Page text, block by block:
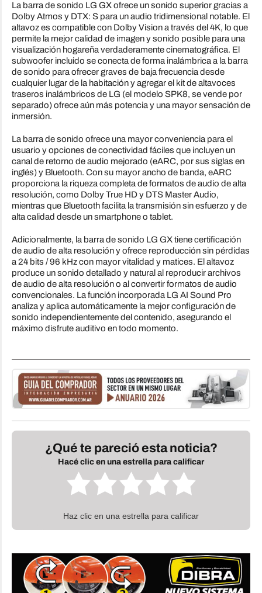
La barra de sonido LG GX ofrece un sonido superior gracias a
Dolby Atmos y DTX: S para un audio tridimensional notable. El
altavoz es compatible con Dolby Vision a través del 4K, lo que
permite la mejor calidad de imagen y sonido posible para una
visualización hogareña verdaderamente cinematográfica. El
subwoofer incluido se conecta de forma inalámbrica a la barra
de sonido para ofrecer graves de baja frecuencia desde
cualquier lugar de la habitación y agregar el kit de altavoces
traseros inalámbricos de LG (el modelo SPK8, se vende por
separado) ofrece aún más potencia y una mayor sensación de
inmersión.
La barra de sonido ofrece una mayor conveniencia para el
usuario y opciones de conectividad fáciles que incluyen un
canal de retorno de audio mejorado (eARC, por sus siglas en
inglés) y Bluetooth. Con su mayor ancho de banda, eARC
proporciona la riqueza completa de formatos de audio de alta
resolución, como Dolby True HD y DTS Master Audio,
mientras que Bluetooth facilita la transmisión sin esfuerzo y de
alta calidad desde un smartphone o tablet.
Adicionalmente, la barra de sonido LG GX tiene certificación
de audio de alta resolución y ofrece reproducción sin pérdidas
a 24 bits / 96 kHz con mayor vitalidad y matices. El altavoz
produce un sonido detallado y natural al reproducir archivos
de audio de alta resolución o al convertir formatos de audio
convencionales. La función incorporada LG AI Sound Pro
analiza y aplica automáticamente la mejor configuración de
sonido independientemente del contenido, asegurando el
máximo disfrute auditivo en todo momento.
¿Qué te pareció esta noticia?
Hacé clic en una estrella para calificar
Haz clic en una estrella para calificar